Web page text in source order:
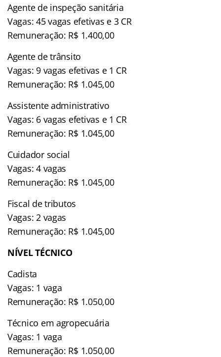
Agente de inspeção sanitária
Vagas: 45 vagas efetivas e 3 CR
Remuneração: R$ 1.400,00
Agente de trânsito
Vagas: 9 vagas efetivas e 1 CR
Remuneração: R$ 1.045,00
Assistente administrativo
Vagas: 6 vagas efetivas e 1 CR
Remuneração: R$ 1.045,00
Cuidador social
Vagas: 4 vagas
Remuneração: R$ 1.045,00
Fiscal de tributos
Vagas: 2 vagas
Remuneração: R$ 1.045,00
NÍVEL TÉCNICO
Cadista
Vagas: 1 vaga
Remuneração: R$ 1.050,00
Técnico em agropecuária
Vagas: 1 vaga
Remuneração: R$ 1.050,00